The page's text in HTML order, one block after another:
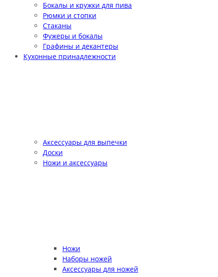
Бокалы и кружки для пива
Рюмки и стопки
Стаканы
Фужеры и бокалы
Графины и декантеры
Кухонные принадлежности
Аксессуары для выпечки
Доски
Ножи и аксессуары
Ножи
Наборы ножей
Аксессуары для ножей